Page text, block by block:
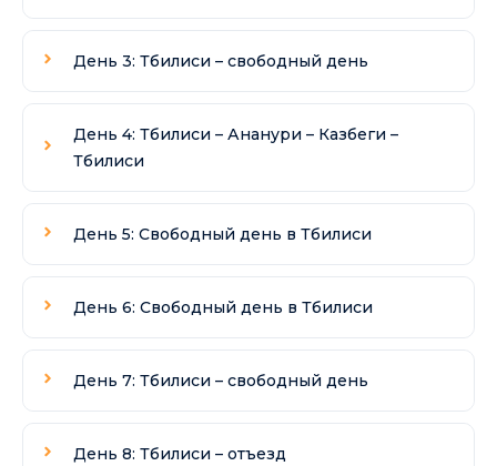
День 3: Тбилиси – свободный день
День 4: Тбилиси – Ананури – Казбеги –
Тбилиси
День 5: Свободный день в Тбилиси
День 6: Свободный день в Тбилиси
День 7: Тбилиси – свободный день
День 8: Тбилиси – отъезд